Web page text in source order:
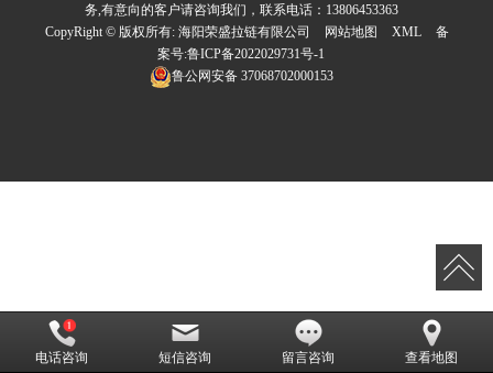
务,有意向的客户请咨询我们，联系电话： 13806453363
CopyRight © 版权所有: 海阳荣盛拉链有限公司 网站地图 XML
备
案号:鲁ICP备2022029731号-1
鲁公网安备37068702000153
电话咨询 短信咨询 留言咨询 查看地图